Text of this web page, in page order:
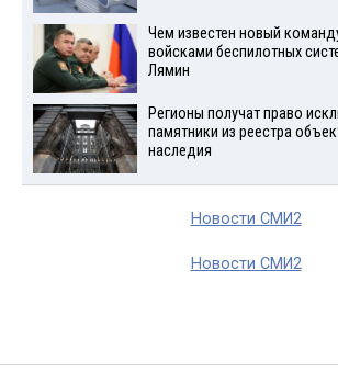
Чем известен новый
войсками беспилотных
Лямин
Регионы получат право
памятники из реестра
наследия
Новости СМИ2
Новости СМИ2